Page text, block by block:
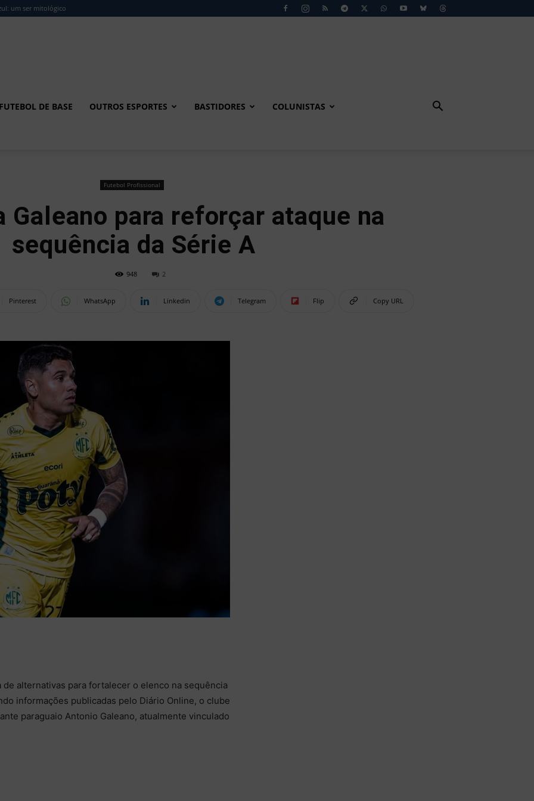
um ser mitológico
DE BASE OUTROS ESPORTES BASTIDORES COLUNISTAS
Futebol Profissional
Galeano para reforçar ataque na
sequência da Série A
948 2
Pinterest WhatsApp Linkedin Telegram Flip Copy URL
alternativas para fortalecer o elenco na sequência
informações publicadas pelo Diário Online, o clube
paraguaio Antonio Galeano, atualmente vinculado